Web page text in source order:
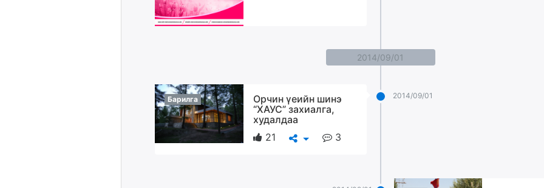
2014/09/01
2014/09/01
Барилга
Орчин үеийн шинэ
“ХАУС” захиалга,
худалдаа
21
3